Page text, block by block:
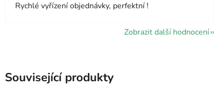
Rychlé vyřízení objednávky, perfektní !
Zobrazit další hodnocení
Související produkty